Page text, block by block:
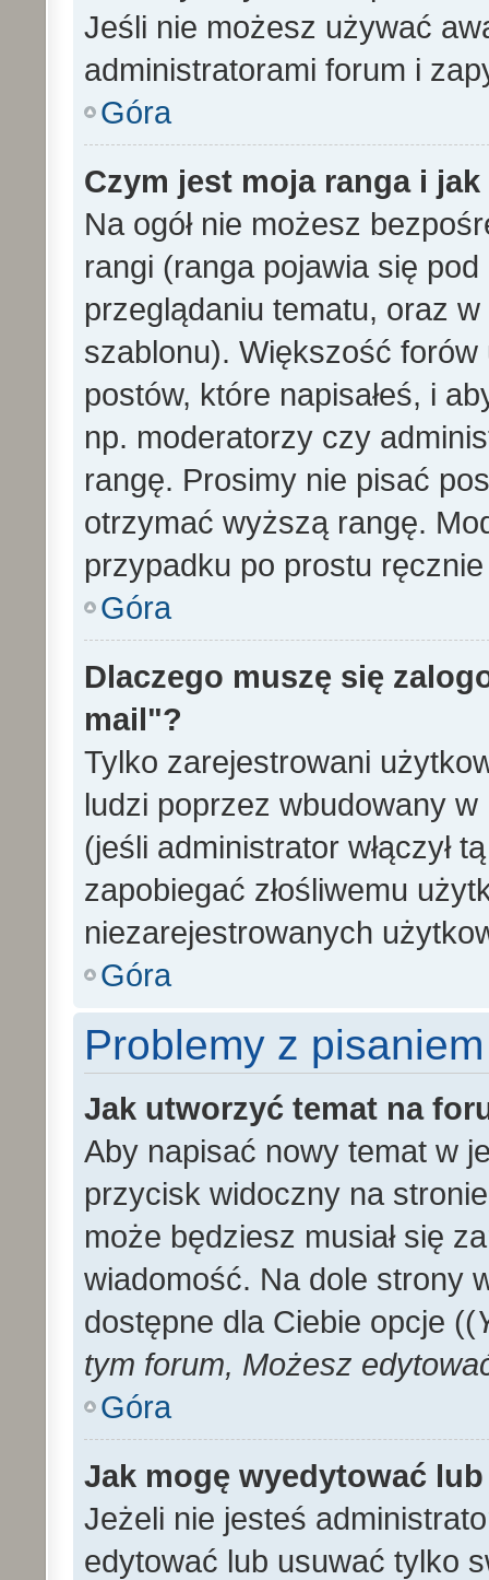
Jeśli nie możesz używać
administratorami forum i
Góra
Czym jest moja ranga i
Na ogół nie możesz
rangi (ranga pojawia się
przeglądaniu tematu, oraz
szablonu). Większość
postów, które napisałeś, i
np. moderatorzy czy
rangę. Prosimy nie pisać
otrzymać wyższą rangę.
przypadku po prostu
Góra
Dlaczego muszę się
mail"?
Tylko zarejestrowani
ludzi poprzez wbudowany
(jeśli administrator włączył
zapobiegać złośliwemu
niezarejestrowanych
Góra
Problemy z pisaniem
Jak utworzyć temat na
Aby napisać nowy temat w
przycisk widoczny na
może będziesz musiał się
wiadomość. Na dole strony
dostępne dla Ciebie opcje ((
tym forum, Możesz
Góra
Jak mogę wyedytować
Jeżeli nie jesteś
edytować lub usuwać tylko